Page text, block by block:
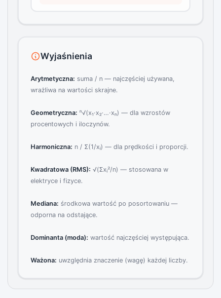
Wyjaśnienia
Arytmetyczna: suma / n — najczęściej używana,
wrażliwa na wartości skrajne.
Geometryczna: ⁿ√(x₁·x₂·…·xₙ) — dla wzrostów
procentowych i iloczynów.
Harmoniczna: n / Σ(1/xᵢ) — dla prędkości i proporcji.
Kwadratowa (RMS): √(Σxᵢ²/n) — stosowana w
elektryce i fizyce.
Mediana: środkowa wartość po posortowaniu —
odporna na odstające.
Dominanta (moda): wartość najczęściej występująca.
Ważona: uwzględnia znaczenie (wagę) każdej liczby.